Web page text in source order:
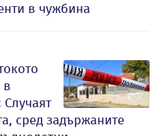
в чужбина
в
сред задържаните